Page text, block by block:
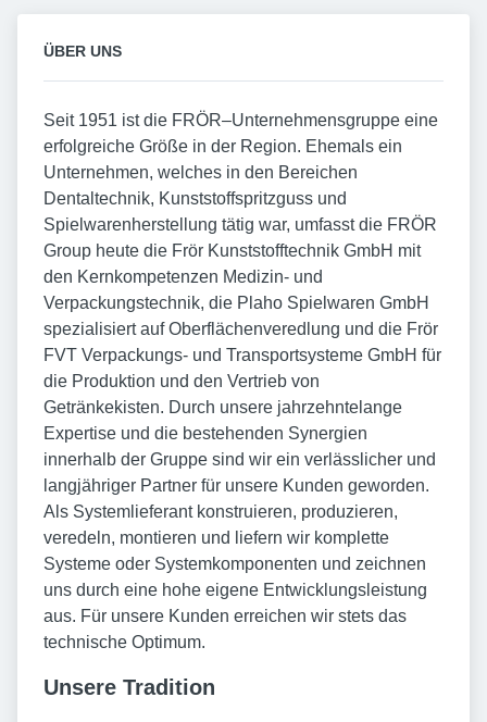
ÜBER UNS
Seit 1951 ist die FRÖR–Unternehmensgruppe eine
erfolgreiche Größe in der Region. Ehemals ein
Unternehmen, welches in den Bereichen
Dentaltechnik, Kunststoffspritzguss und
Spielwarenherstellung tätig war, umfasst die FRÖR
Group heute die Frör Kunststofftechnik GmbH mit
den Kernkompetenzen Medizin- und
Verpackungstechnik, die Plaho Spielwaren GmbH
spezialisiert auf Oberflächenveredlung und die Frör
FVT Verpackungs- und Transportsysteme GmbH für
die Produktion und den Vertrieb von
Getränkekisten. Durch unsere jahrzehntelange
Expertise und die bestehenden Synergien
innerhalb der Gruppe sind wir ein verlässlicher und
langjähriger Partner für unsere Kunden geworden.
Als Systemlieferant konstruieren, produzieren,
veredeln, montieren und liefern wir komplette
Systeme oder Systemkomponenten und zeichnen
uns durch eine hohe eigene Entwicklungsleistung
aus. Für unsere Kunden erreichen wir stets das
technische Optimum.
Unsere Tradition